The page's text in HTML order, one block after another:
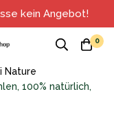
kein Angebot!
0
Nature
100% natürlich,